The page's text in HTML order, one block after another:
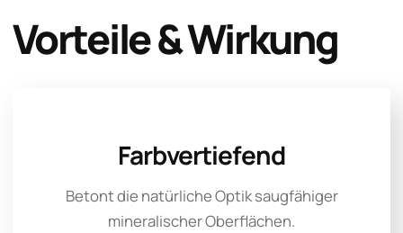
Vorteile & Wirkung
Farbvertiefend
Betont die natürliche Optik saugfähiger
mineralischer Oberflächen.